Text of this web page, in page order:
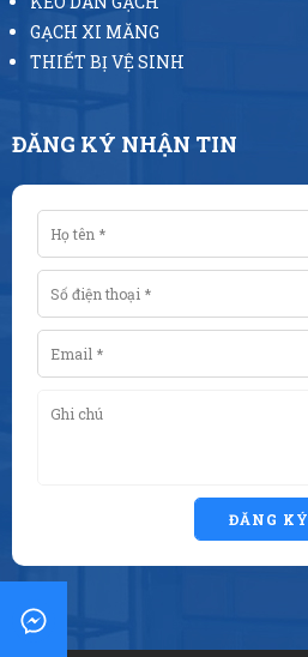
GẠCH XI MĂNG
THIẾT BỊ VỆ SINH
ĐĂNG KÝ NHẬN TIN
ĐĂNG KÝ